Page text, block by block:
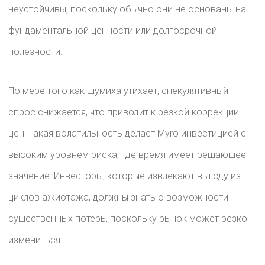
неустойчивы, поскольку обычно они не основаны на
фундаментальной ценности или долгосрочной
полезности.
По мере того как шумиха утихает, спекулятивный
спрос снижается, что приводит к резкой коррекции
цен. Такая волатильность делает Myro инвестицией с
высоким уровнем риска, где время имеет решающее
значение. Инвесторы, которые извлекают выгоду из
циклов ажиотажа, должны знать о возможности
существенных потерь, поскольку рынок может резко
измениться.